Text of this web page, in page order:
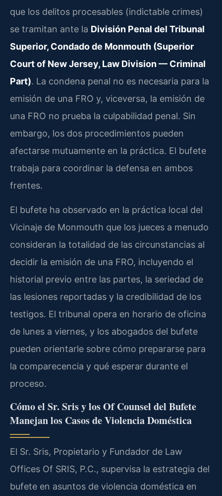
que los delitos procesables (indictable crimes)
se tramitan ante la División Penal del Tribunal
Superior, Condado de Monmouth (Superior
Court of New Jersey, Law Division — Criminal
Part). La condena penal no es necesaria para la
emisión de una FRO y, viceversa, la emisión de
una FRO no prueba la culpabilidad penal. Sin
embargo, los dos procedimientos pueden
afectarse mutuamente en la práctica. El bufete
trabaja para coordinar la defensa en ambos
frentes.
El bufete ha observado en la práctica local del
Vicinaje de Monmouth que los jueces a menudo
consideran la totalidad de las circunstancias al
decidir la emisión de una FRO, incluyendo el
historial previo entre las partes, la seriedad de
las lesiones reportadas y la credibilidad de los
testigos. El tribunal opera en horario de oficina
de lunes a viernes, y los abogados del bufete
pueden orientarle sobre cómo prepararse para
la comparecencia y qué esperar durante el
proceso.
Cómo el Sr. Sris y los Of Counsel del Bufete
Manejan los Casos de Violencia Doméstica
El Sr. Sris, Propietario y Fundador de Law
Offices Of SRIS, P.C., supervisa la estrategia del
bufete en asuntos de violencia doméstica en